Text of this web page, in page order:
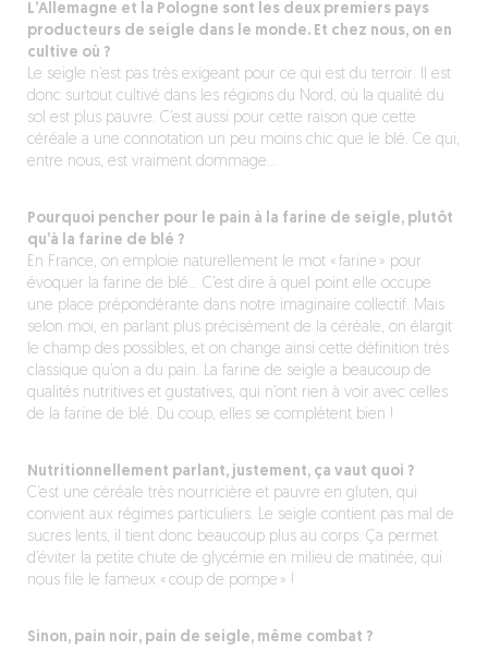
L’Allemagne et la Pologne sont les deux premiers pays
producteurs de seigle dans le monde. Et chez nous, on en
cultive où ?
Le seigle n’est pas très exigeant pour ce qui est du terroir. Il est
donc surtout cultivé dans les régions du Nord, où la qualité du
sol est plus pauvre. C’est aussi pour cette raison que cette
céréale a une connotation un peu moins chic que le blé. Ce qui,
entre nous, est vraiment dommage…
Pourquoi pencher pour le pain à la farine de seigle, plutôt
qu’à la farine de blé ?
En France, on emploie naturellement le mot « farine » pour
évoquer la farine de blé… C’est dire à quel point elle occupe
une place prépondérante dans notre imaginaire collectif. Mais
selon moi, en parlant plus précisément de la céréale, on élargit
le champ des possibles, et on change ainsi cette définition très
classique qu’on a du pain. La farine de seigle a beaucoup de
qualités nutritives et gustatives, qui n’ont rien à voir avec celles
de la farine de blé. Du coup, elles se complètent bien !
Nutritionnellement parlant, justement, ça vaut quoi ?
C’est une céréale très nourricière et pauvre en gluten, qui
convient aux régimes particuliers. Le seigle contient pas mal de
sucres lents, il tient donc beaucoup plus au corps. Ça permet
d’éviter la petite chute de glycémie en milieu de matinée, qui
nous file le fameux « coup de pompe » !
Sinon, pain noir, pain de seigle, même combat ?